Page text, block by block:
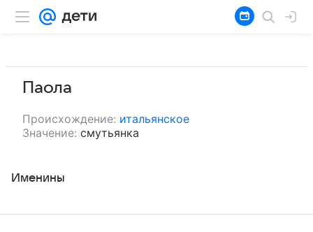
Паола
Происхождение: итальянское
Значение: смутьянка
Именины